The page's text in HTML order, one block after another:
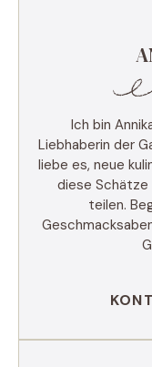
Ich bin
Liebhaberin der
liebe es, neue
diese Schätze
teilen.